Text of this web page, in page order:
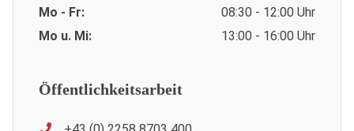
Mo - Fr:
08:30 - 12:00 Uhr
Mo u. Mi:
13:00 - 16:00 Uhr
Öffentlichkeitsarbeit